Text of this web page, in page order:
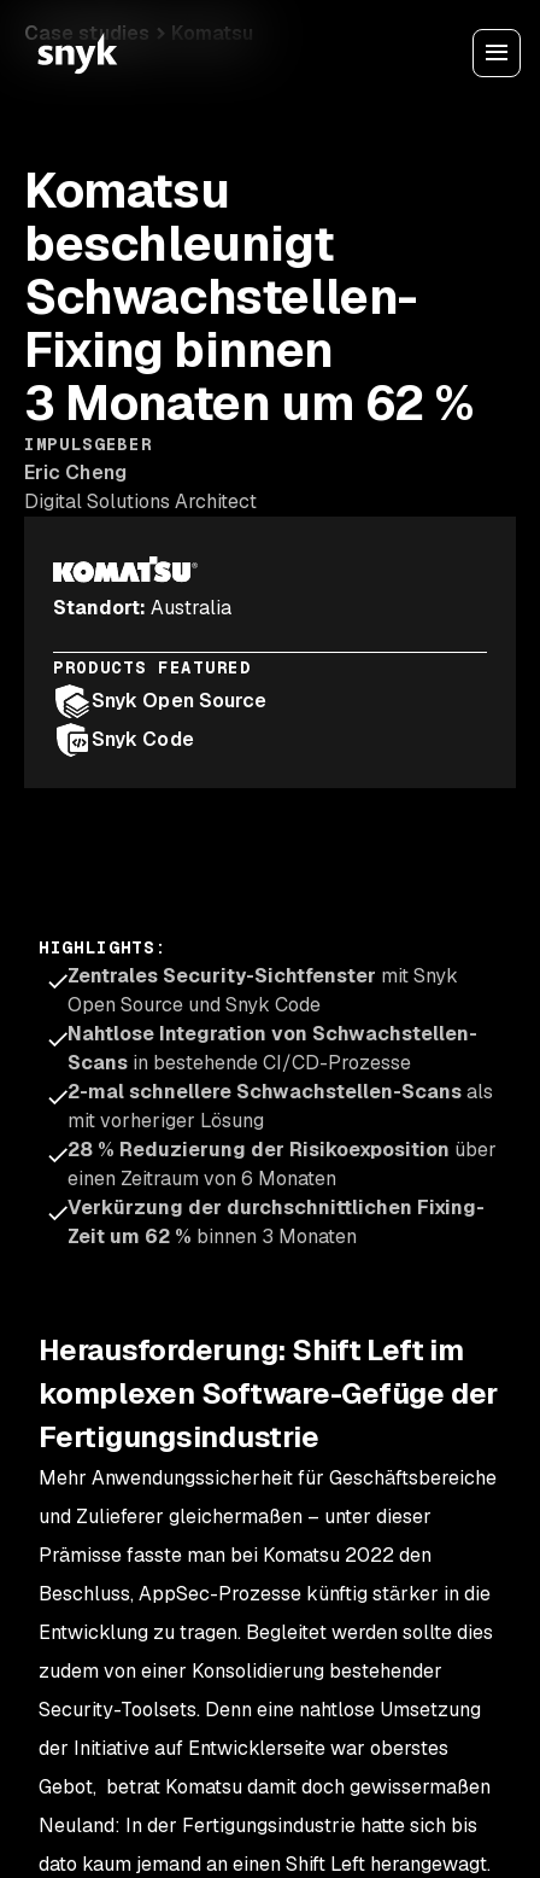
Case studies Komatsu
Komatsu
beschleunigt
Schwachstellen-
Fixing binnen
3 Monaten um 62 %
IMPULSGEBER
Eric Cheng
Digital Solutions Architect
Standort: Australia
PRODUCTS FEATURED
Snyk Open Source
Snyk Code
HIGHLIGHTS :
Zentrales Security-Sichtfenster mit Snyk
Open Source und Snyk Code
Nahtlose Integration von Schwachstellen-
Scans in bestehende CI/CD-Prozesse
2-mal schnellere Schwachstellen-Scansals
mit vorheriger Lösung
28 % Reduzierung der Risikoexposition über
einen Zeitraum von 6 Monaten
Verkürzung der durchschnittlichen Fixing-
Zeit um 62 % binnen 3 Monaten
Herausforderung: Shift Left im
komplexen Software-Gefüge der
Fertigungsindustrie
Mehr Anwendungssicherheit für Geschäftsbereiche
und Zulieferer gleichermaßen – unter dieser
Prämisse fasste man bei Komatsu 2022 den
Beschluss, AppSec-Prozesse künftig stärker in die
Entwicklung zu tragen. Begleitet werden sollte dies
zudem von einer Konsolidierung bestehender
Security-Toolsets. Denn eine nahtlose Umsetzung
der Initiative auf Entwicklerseite war oberstes
Gebot, betrat Komatsu damit doch gewissermaßen
Neuland: In der Fertigungsindustrie hatte sich bis
dato kaum jemand an einen Shift Left herangewagt.